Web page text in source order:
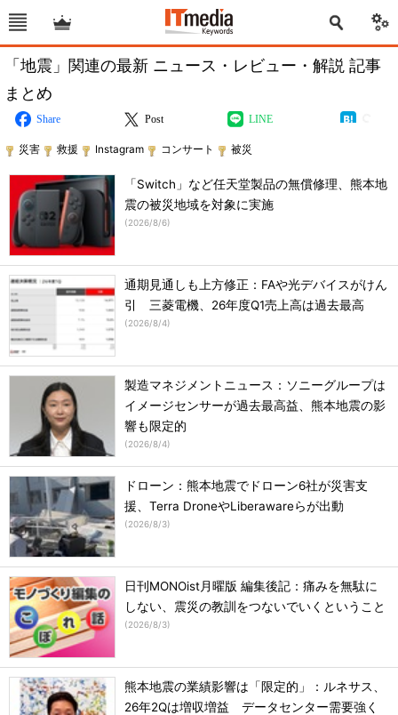
「地震」関連の最新 ニュース・レビュー・解説 記事
まとめ
Share Post LINE
災害 救援 Instagram コンサート 被災
「Switch」など任天堂製品の無償修理、熊本地
震の被災地域を対象に実施
(2026/8/6)
通期見通しも上方修正：FAや光デバイスがけん
引 三菱電機、26年度Q1売上高は過去最高
(2026/8/4)
製造マネジメントニュース：ソニーグループは
イメージセンサーが過去最高益、熊本地震の影
響も限定的
(2026/8/4)
ドローン：熊本地震でドローン6社が災害支
援、Terra DroneやLiberawareらが出動
(2026/8/3)
日刊MONOist月曜版 編集後記：痛みを無駄に
しない、震災の教訓をつないでいくということ
(2026/8/3)
熊本地震の業績影響は「限定的」：ルネサス、
26年2Qは増収増益 データセンター需要強く